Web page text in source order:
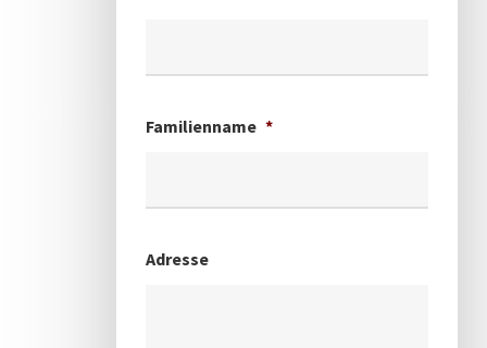
Familienname *
Adresse